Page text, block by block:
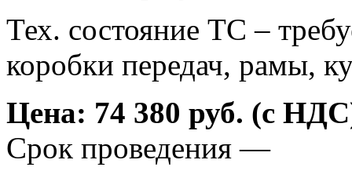
Тех. состояние ТС –
коробки передач, рамы,
Цена: 74 380 руб. (с
Срок проведения —